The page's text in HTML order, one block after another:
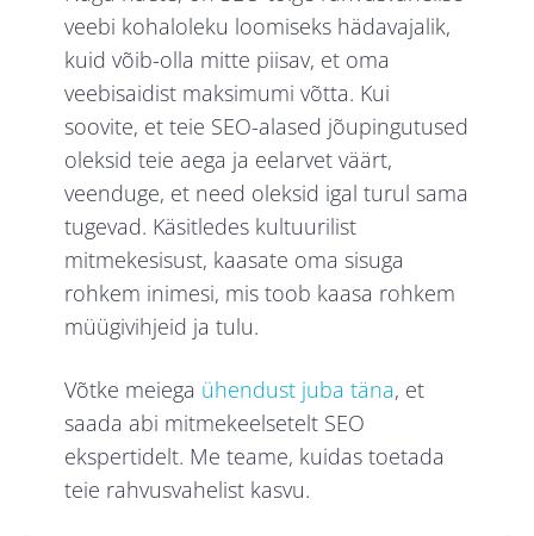
veebi kohaloleku loomiseks hädavajalik,
kuid võib-olla mitte piisav, et oma
veebisaidist maksimumi võtta. Kui
soovite, et teie SEO-alased jõupingutused
oleksid teie aega ja eelarvet väärt,
veenduge, et need oleksid igal turul sama
tugevad. Käsitledes kultuurilist
mitmekesisust, kaasate oma sisuga
rohkem inimesi, mis toob kaasa rohkem
müügivihjeid ja tulu.
Võtke meiega ühendust juba täna, et
saada abi mitmekeelsetelt SEO
ekspertidelt. Me teame, kuidas toetada
teie rahvusvahelist kasvu.